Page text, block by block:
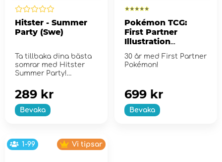
Hitster - Summer
Party (Swe)
Ta tillbaka dina bästa
somrar med Hitster
Summer Party!
Bevaka
289 kr
Pokémon TCG:
First Partner
Illustration
2
30 år med First Partner
Pokémon!
Bevaka
699 kr
1-99 Vi tipsar